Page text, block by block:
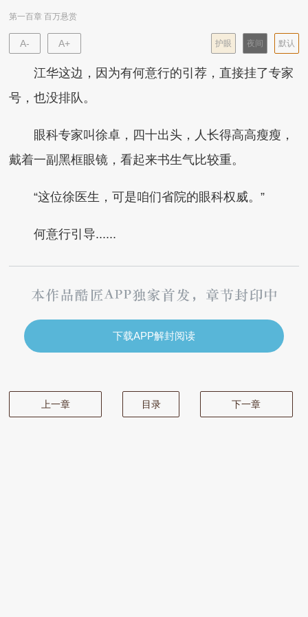
第一百章 百万悬赏
A- A+ 默认
夜间
护眼
江华这边，因为有何意行的引荐，直接挂了专家
号，也没排队。
眼科专家叫徐卓，四十出头，人长得高高瘦瘦，
戴着一副黑框眼镜，看起来书生气比较重。
“这位徐医生，可是咱们省院的眼科权威。”
何意行引导......
下载APP解封阅读
上一章 目录 下一章